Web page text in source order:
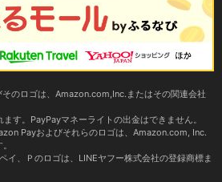
のロゴは、Amazon.com,Inc.またはその関連会社
す。PayPayマネーライトの出金はできません。
Payおよびそれらのロゴは、Amazon.com, Inc.
イ、Ｐのロゴは、LINEヤフー株式会社の登録商標ま